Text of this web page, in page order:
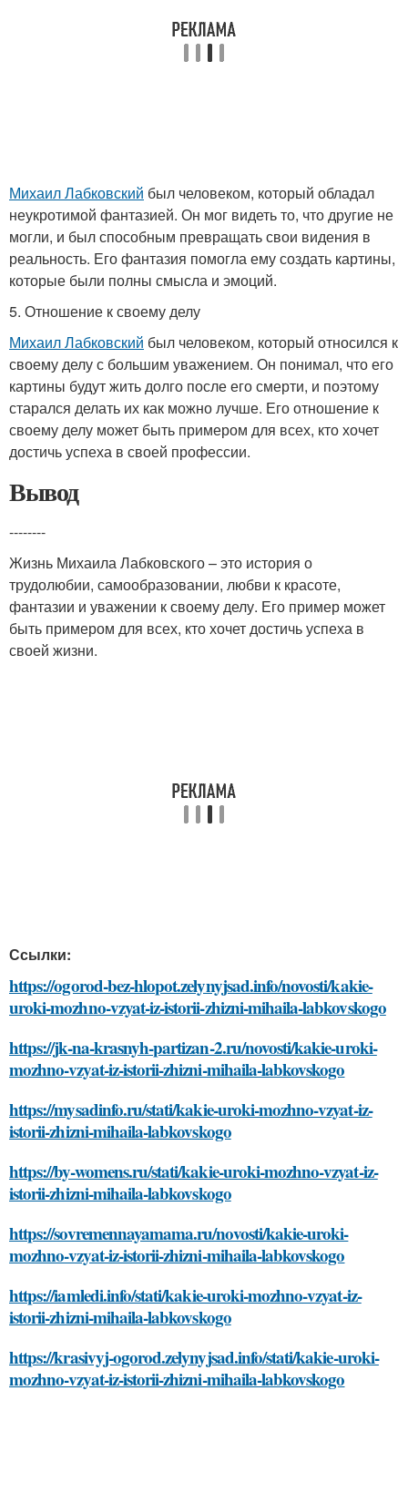
Михаил Лабковский был человеком, который обладал
неукротимой фантазией. Он мог видеть то, что другие не
могли, и был способным превращать свои видения в
реальность. Его фантазия помогла ему создать картины,
которые были полны смысла и эмоций.
5. Отношение к своему делу
Михаил Лабковский был человеком, который относился к
своему делу с большим уважением. Он понимал, что его
картины будут жить долго после его смерти, и поэтому
старался делать их как можно лучше. Его отношение к
своему делу может быть примером для всех, кто хочет
достичь успеха в своей профессии.
Вывод
--------
Жизнь Михаила Лабковского – это история о
трудолюбии, самообразовании, любви к красоте,
фантазии и уважении к своему делу. Его пример может
быть примером для всех, кто хочет достичь успеха в
своей жизни.
Ссылки:
https://ogorod-bez-hlopot.zelynyjsad.info/novosti/kakie-
uroki-mozhno-vzyat-iz-istorii-zhizni-mihaila-labkovskogo
https://jk-na-krasnyh-partizan-2.ru/novosti/kakie-uroki-
mozhno-vzyat-iz-istorii-zhizni-mihaila-labkovskogo
https://mysadinfo.ru/stati/kakie-uroki-mozhno-vzyat-iz-
istorii-zhizni-mihaila-labkovskogo
https://by-womens.ru/stati/kakie-uroki-mozhno-vzyat-iz-
istorii-zhizni-mihaila-labkovskogo
https://sovremennayamama.ru/novosti/kakie-uroki-
mozhno-vzyat-iz-istorii-zhizni-mihaila-labkovskogo
https://iamledi.info/stati/kakie-uroki-mozhno-vzyat-iz-
istorii-zhizni-mihaila-labkovskogo
https://krasivyj-ogorod.zelynyjsad.info/stati/kakie-uroki-
mozhno-vzyat-iz-istorii-zhizni-mihaila-labkovskogo